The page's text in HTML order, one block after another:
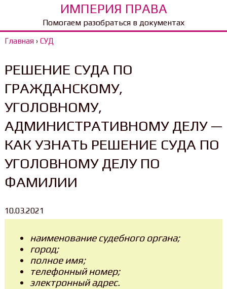
ИМПЕРИЯ ПРАВА
Помогаем разобраться в документах
Главная› СУД
РЕШЕНИЕ СУДА ПО
ГРАЖДАНСКОМУ,
УГОЛОВНОМУ,
АДМИНИСТРАТИВНОМУ ДЕЛУ —
КАК УЗНАТЬ РЕШЕНИЕ СУДА ПО
УГОЛОВНОМУ ДЕЛУ ПО
ФАМИЛИИ
10.03.2021
наименование судебного органа;
город;
полное имя;
телефонный номер;
электронный адрес.